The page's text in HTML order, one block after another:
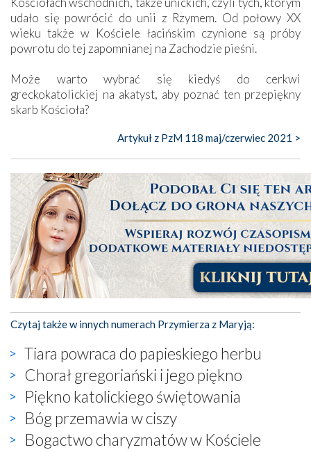
udało się powrócić do unii z Rzymem. Od połowy XX
wieku także w Kościele łacińskim czynione są próby
powrotu do tej zapomnianej na Zachodzie pieśni.
Może warto wybrać się kiedyś do cerkwi
greckokatolickiej na akatyst, aby poznać ten przepiękny
skarb Kościoła?
Artykuł z PzM 118 maj/czerwiec 2021 >
Czytaj także w innych numerach Przymierza z Maryją:
Tiara powraca do papieskiego herbu
Chorał gregoriański i jego piękno
Piękno katolickiego świętowania
Bóg przemawia w ciszy
Bogactwo charyzmatów w Kościele